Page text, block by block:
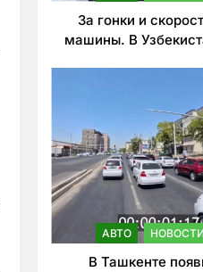
За гонки и
машины. В
АВТО
В Ташкенте